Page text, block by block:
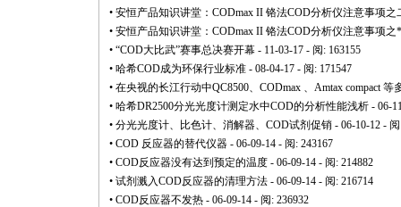
• 安恒产品知识讲堂：CODmax II 铬法COD分析仪注意事项之
• 安恒产品知识讲堂：CODmax II 铬法COD分析仪注意事项之*
• “COD大比武”赛事总决赛开幕 - 11-03-17 - 阅: 163155
• 哈希COD成为环保行业标准 - 08-04-17 - 阅: 171547
• 在央视的长江行动中QC8500、CODmax 、Amtax compact
• 哈希DR2500分光光度计测定水中COD的分析性能浅析 - 06-
• 分光光度计、比色计、消解器、COD试剂促销 - 06-10-12 -
• COD 反应器的替代仪器 - 06-09-14 - 阅: 243167
• COD反应器没有达到预定的温度 - 06-09-14 - 阅: 214882
• 试剂溅入COD反应器的清理方法 - 06-09-14 - 阅: 216714
• COD反应器不发热 - 06-09-14 - 阅: 236932